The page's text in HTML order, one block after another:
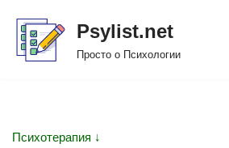
Перейти
Psylist.net
Просто о Психологии
Психотерапия ↓